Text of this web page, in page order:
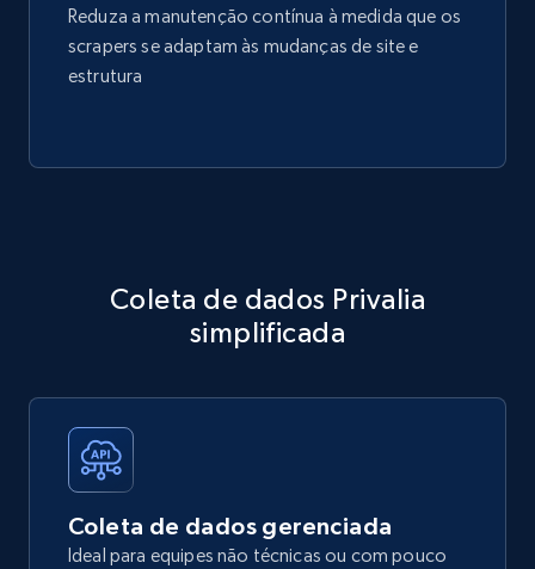
Reduza a manutenção contínua à medida que os
scrapers se adaptam às mudanças de site e
estrutura
Coleta de dados Privalia
simplificada
Coleta de dados gerenciada
Ideal para equipes não técnicas ou com pouco